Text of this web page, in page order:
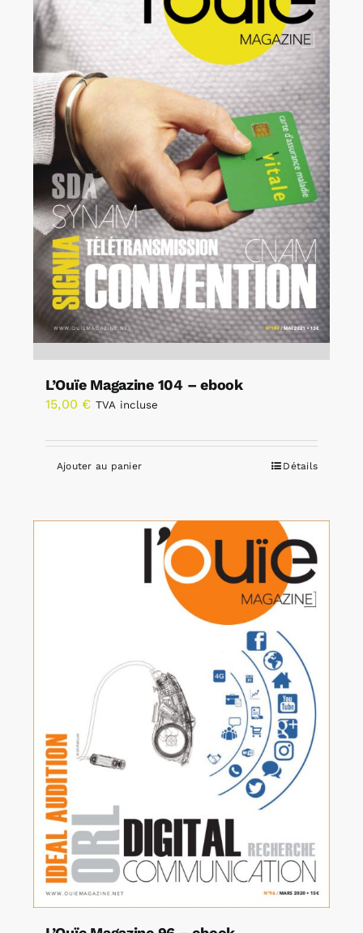
L’Ouïe Magazine 104 – ebook
15,00 € TVA incluse
Ajouter au panier Détails